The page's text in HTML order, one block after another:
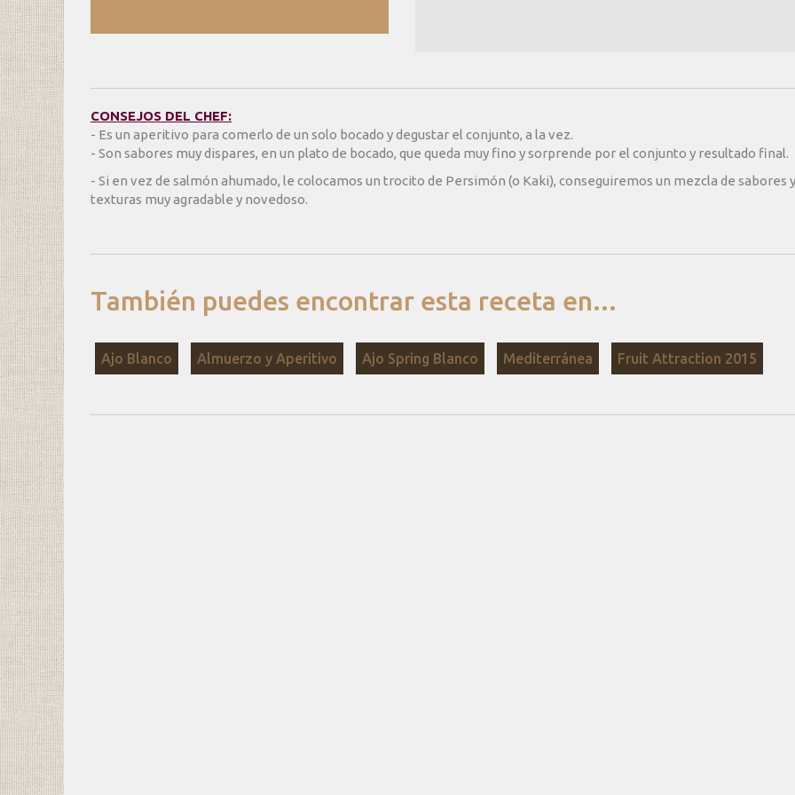
CONSEJOS DEL CHEF:
- Es un aperitivo para comerlo de un solo bocado y degustar el conjunto, a la vez.
- Son sabores muy dispares, en un plato de bocado, que queda muy fino y sorprende por el conjunto y resultado final.
- Si en vez de salmón ahumado, le colocamos un trocito de Persimón (o Kaki), conseguiremos un mezcla de sabores y
texturas muy agradable y novedoso.
También puedes encontrar esta receta en...
Ajo Blanco Almuerzo y Aperitivo Ajo Spring Blanco Mediterránea Fruit Attraction 2015